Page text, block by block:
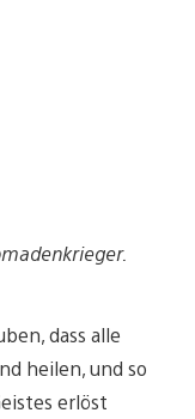
dass alle
heilen, und so
erlöst